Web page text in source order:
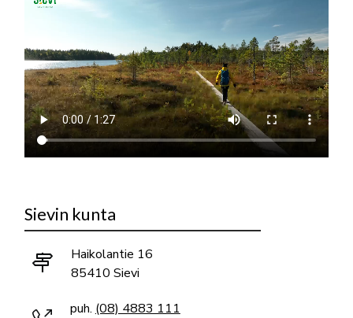
Sievin kunta
Haikolantie 16
85410 Sievi
puh. (08) 4883 111